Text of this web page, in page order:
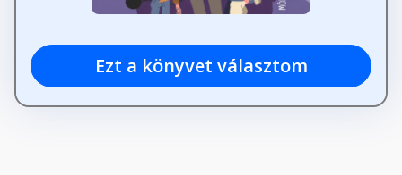
Ezt a könyvet választom